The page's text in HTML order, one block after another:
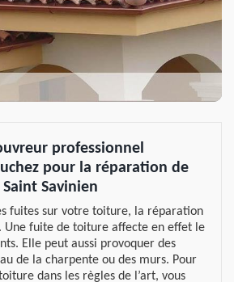
professionnel
pour la réparation de
Savinien
fuites sur votre toiture, la réparation
Une fuite de toiture affecte en effet le
Elle peut aussi provoquer des
de la charpente ou des murs. Pour
dans les règles de l’art, vous